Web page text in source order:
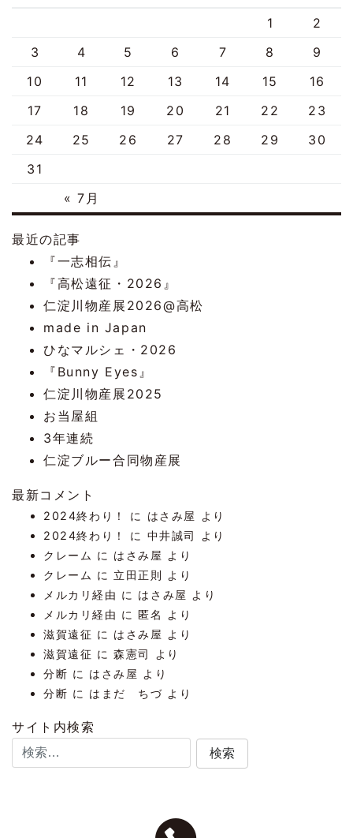
« 7月
1
2
3
4 5 6 7 8
9
10
11 12 13 14 15
16
17
18 19 20 21 22
23
24
25 26 27 28 29
30
31
最近の記事
『一志相伝』
『高松遠征・2026』
仁淀川物産展2026@高松
made in Japan
ひなマルシェ・2026
『Bunny Eyes』
仁淀川物産展2025
お当屋組
3年連続
仁淀ブルー合同物産展
最新コメント
2024終わり！ に はさみ屋
より
2024終わり！
に 中井誠司
より
クレーム に はさみ屋 より
クレーム に 立田正則 より
メルカリ経由 に はさみ屋 より
メルカリ経由 に匿名
より
滋賀遠征 に はさみ屋 より
滋賀遠征 に森憲司
より
分断 に はさみ屋 より
分断 に はまだ ちづ より
サイト内検索